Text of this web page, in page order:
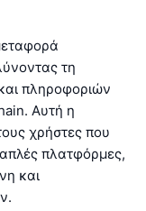
τη
πληροφοριών
Αυτή η
χρήστες που
πλατφόρμες,
και